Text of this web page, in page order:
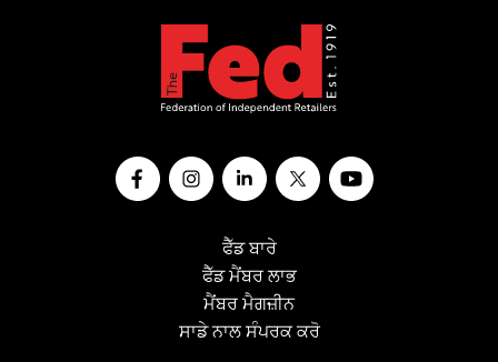
ਫੈੱਡ ਬਾਰੇ
ਫੈੱਡ ਮੈਂਬਰ ਲਾਭ
ਮੈਂਬਰ ਮੈਗਜ਼ੀਨ
ਸਾਡੇ ਨਾਲ ਸੰਪਰਕ ਕਰੋ